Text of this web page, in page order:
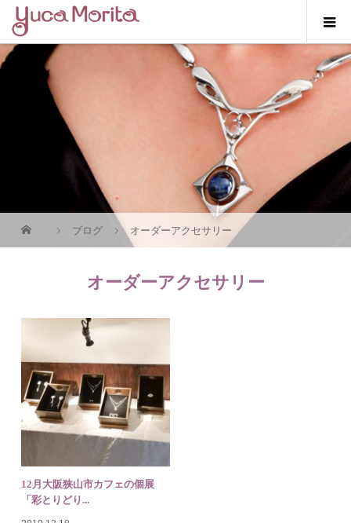
ブログ オーダーアクセサリー
オーダーアクセサリー
12月大阪狭山市カフェの個展
「彩とりどり...